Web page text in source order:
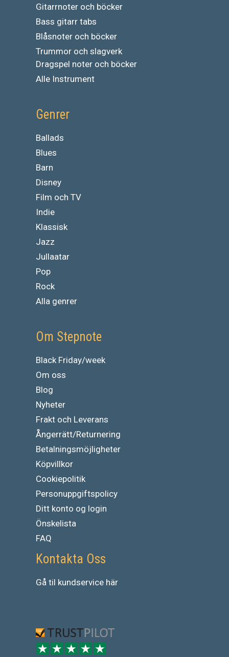
Gitarrnoter och böcker
Bass gitarr tabs
Blåsnoter och böcker
Trummor och slagverk
Dragspel noter och böcker
Alle Instrument
Genrer
Ballads
Blues
Barn
Disney
Film och TV
Indie
Klassisk
Jazz
Jullaatar
Pop
Rock
Alla genrer
Om Stepnote
Black Friday/week
Om oss
Blog
Nyheter
Frakt och Leverans
Ångerrätt/Returnering
Betalningsmöjligheter
Köpvillkor
Cookiepolitik
Personuppgiftspolicy
Ditt konto og login
Önskelista
FAQ
Kontakta Oss
Gå til kundservice här